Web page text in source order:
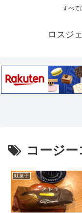
すべて
ロスジ
コージ
駄菓子